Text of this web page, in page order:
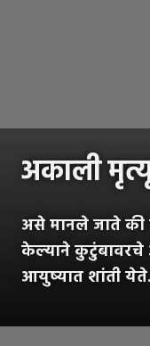
अकाली
असे मानले जाते की
केल्याने
आयुष्यात शांती येते.